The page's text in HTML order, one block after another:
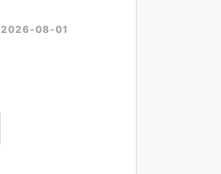
2026-08-01